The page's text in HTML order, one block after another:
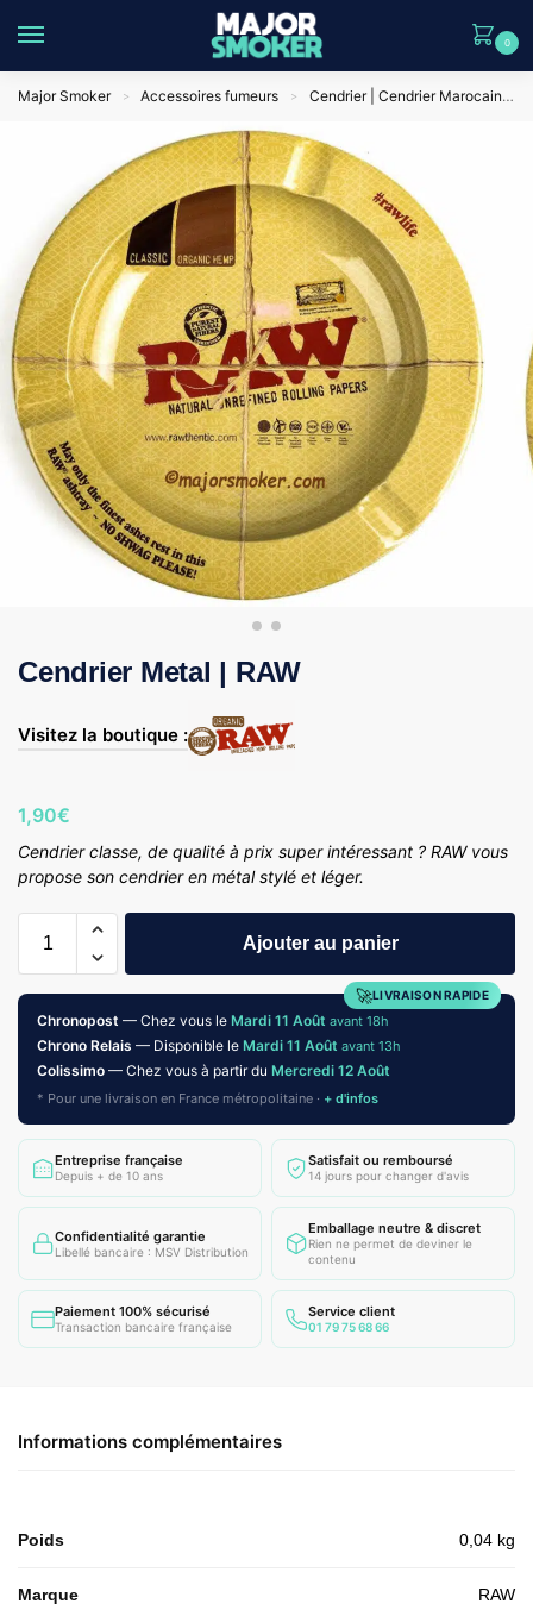
0
Major Smoker > Accessoires fumeurs > Cendrier | Cendrier Marocain | Cendrier Mexicain
Cendrier Metal | RAW
Visitez la boutique :
1,90€
Cendrier classe, de qualité à prix super intéressant ? RAW vous
propose son cendrier en métal stylé et léger.
Ajouter au panier
🚀LIVRAISON RAPIDE
Chronopost — Chez vous le Mardi 11 Août avant 18h
Chrono Relais — Disponible le Mardi 11 Août avant 13h
Colissimo — Chez vous à partir du Mercredi 12 Août
* Pour une livraison en France métropolitaine · + d'infos
Entreprise française
Depuis + de 10 ans
Satisfait ou remboursé
14 jours pour changer d'avis
Confidentialité garantie
Libellé bancaire : MSV Distribution
Emballage neutre & discret
Rien ne permet de deviner le
contenu
Paiement 100% sécurisé
Transaction bancaire française
Service client
01 79 75 68 66
Informations complémentaires
Poids 0,04 kg
Marque RAW